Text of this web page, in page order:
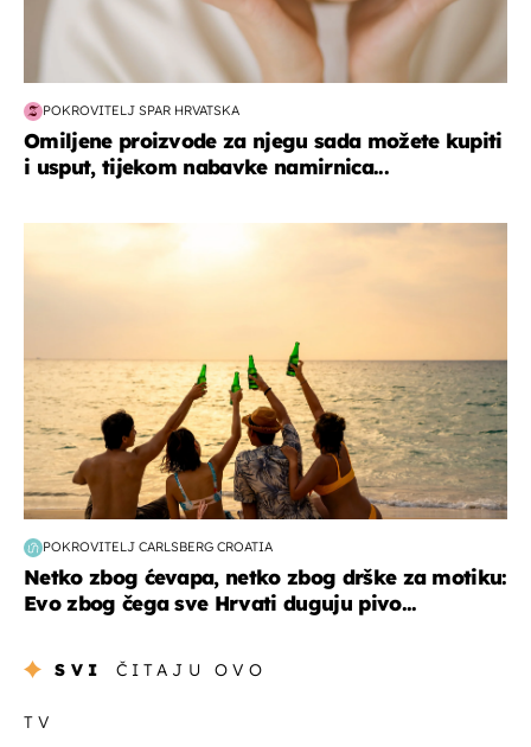
POKROVITELJ SPAR HRVATSKA
Omiljene proizvode za njegu sada možete kupiti
i usput, tijekom nabavke namirnica...
POKROVITELJ CARLSBERG CROATIA
Netko zbog ćevapa, netko zbog drške za motiku:
Evo zbog čega sve Hrvati duguju pivo...
SVI ČITAJU OVO
TV